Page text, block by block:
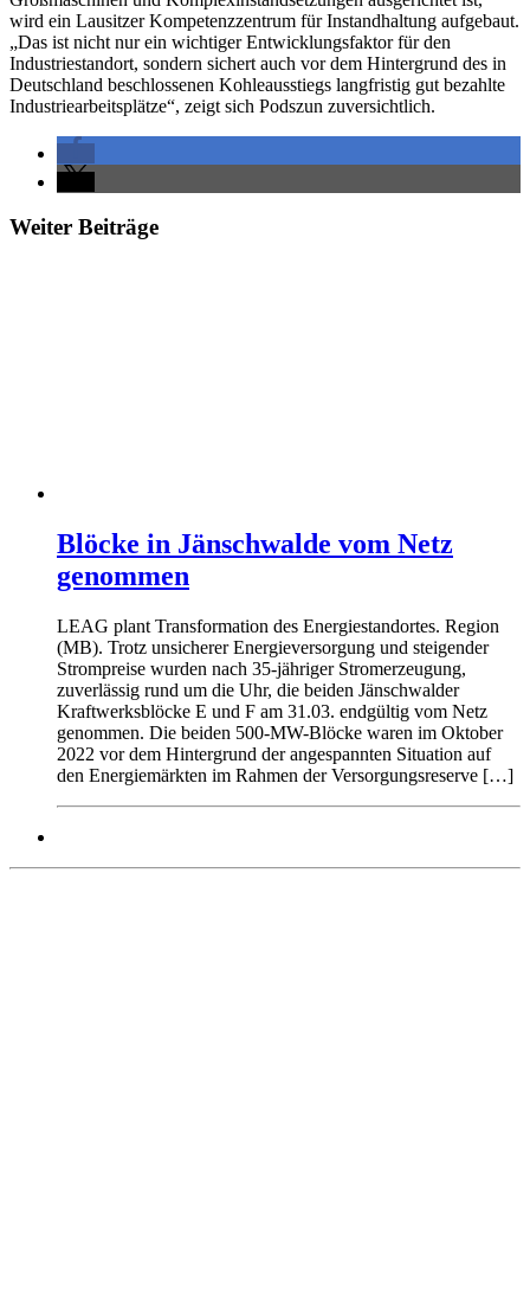
wird ein Lausitzer Kompetenzzentrum für Instandhaltung aufgebaut.
„Das ist nicht nur ein wichtiger Entwicklungsfaktor für den
Industriestandort, sondern sichert auch vor dem Hintergrund des in
Deutschland beschlossenen Kohleausstiegs langfristig gut bezahlte
Industriearbeitsplätze“, zeigt sich Podszun zuversichtlich.
Weiter Beiträge
Blöcke in Jänschwalde vom Netz
genommen
LEAG plant Transformation des Energiestandortes. Region
(MB). Trotz unsicherer Energieversorgung und steigender
Strompreise wurden nach 35-jähriger Stromerzeugung,
zuverlässig rund um die Uhr, die beiden Jänschwalder
Kraftwerksblöcke E und F am 31.03. endgültig vom Netz
genommen. Die beiden 500-MW-Blöcke waren im Oktober
2022 vor dem Hintergrund der angespannten Situation auf
den Energiemärkten im Rahmen der Versorgungsreserve […]